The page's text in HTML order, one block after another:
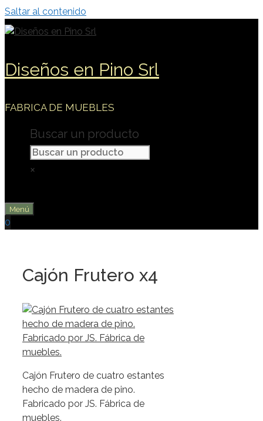
Saltar al contenido
Diseños en Pino Srl
FABRICA DE MUEBLES
Buscar un producto
×
Menú
0
Cajón Frutero x4
Cajón Frutero de cuatro estantes
hecho de madera de pino.
Fabricado por JS. Fábrica de
muebles.